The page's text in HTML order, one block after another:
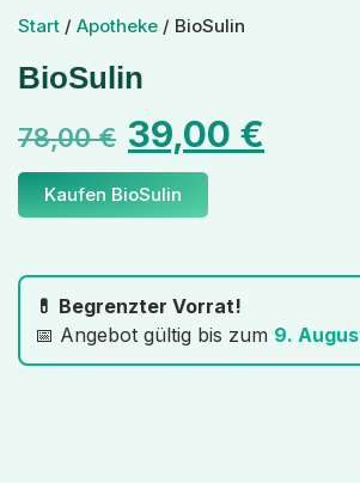
Start / Apotheke / BioSulin
BioSulin
78,00€ 39,00 €
Kaufen BioSulin
💊 Begrenzter Vorrat!
📅 Angebot gültig bis zum 9.